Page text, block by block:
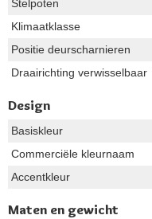
Stelpoten
Klimaatklasse
Positie deurscharnieren
Draairichting verwisselbaar
Design
Basiskleur
Commerciële kleurnaam
Accentkleur
Maten en gewicht